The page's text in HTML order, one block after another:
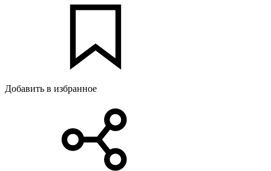
Добавить в избранное